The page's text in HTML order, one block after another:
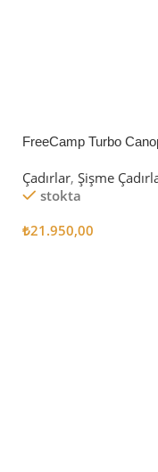
FreeCamp Turbo
Çadırlar, Şişme
stokta
₺21.950,00